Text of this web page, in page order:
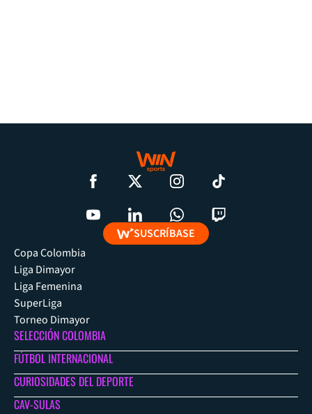
SUSCRÍBASE
Copa Colombia
Liga Dimayor
Liga Femenina
SuperLiga
Torneo Dimayor
SELECCIÓN COLOMBIA
FÚTBOL INTERNACIONAL
CURIOSIDADES DEL DEPORTE
CAV-SULAS